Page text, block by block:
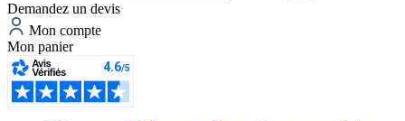
Demandez un devis
Mon compte
Mon panier